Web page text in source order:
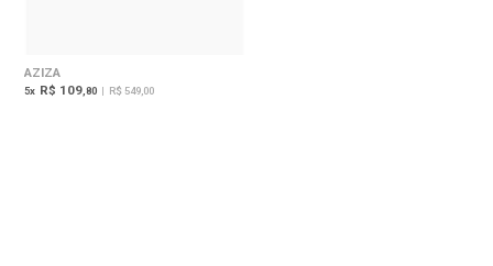
AZIZA
5x R$ 109 ,80 | R$ 549,00